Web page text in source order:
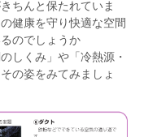
ちんと保たれていま
健康を守り快適な空間
のでしょうか
しくみ」や「冷熱源・
の姿をみてみましょ